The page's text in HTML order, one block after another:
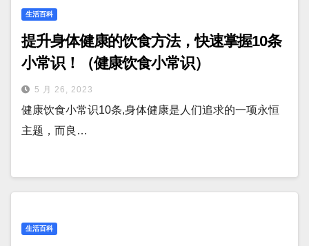
生活百科
提升身体健康的饮食方法，快速掌握10条
小常识！（健康饮食小常识）
5 月 26, 2023
健康饮食小常识10条,身体健康是人们追求的一项永恒
主题，而良…
生活百科